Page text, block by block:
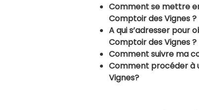
Comment se mettre
Comptoir des Vignes ?
A qui s’adresser pour
Comptoir des Vignes ?
Comment suivre ma
Comment procéder à
Vignes?